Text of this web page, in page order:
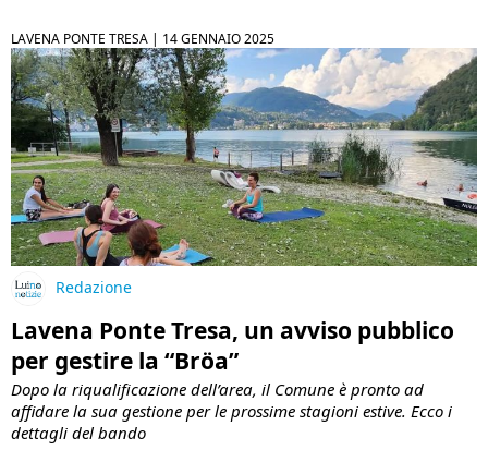
LAVENA PONTE TRESA | 14 GENNAIO 2025
Redazione
Lavena Ponte Tresa, un avviso pubblico
per gestire la “Bröa”
Dopo la riqualificazione dell’area, il Comune è pronto ad
affidare la sua gestione per le prossime stagioni estive. Ecco i
dettagli del bando